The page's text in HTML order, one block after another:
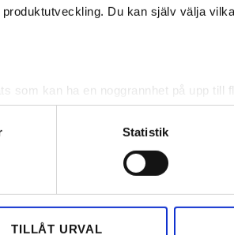
Du kan själv välja
som kan ha en noggrannhet på upp till
den för specifika kännetecken
och ställ in dina preferenser i
förklaringen.
även sådana identifierare och
som vi samarbetar med. Dessa kan i
Statistik
TILLÅT URVAL